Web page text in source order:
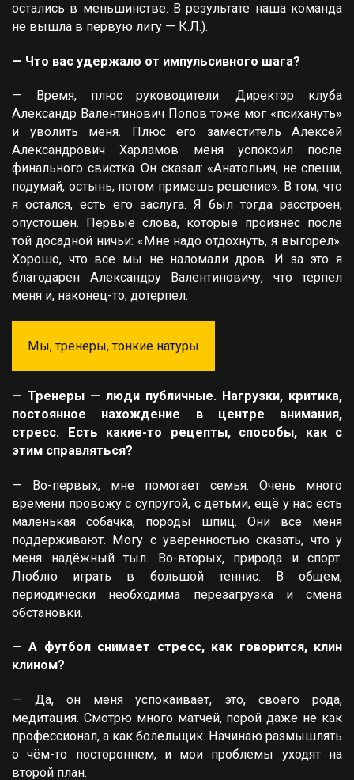
остались в меньшинстве. В результате наша команда
не вышла в первую лигу — К.Л.).
— Что вас удержало от импульсивного шага?
— Время, плюс руководители. Директор клуба
Александр Валентинович Попов тоже мог «психануть»
и уволить меня. Плюс его заместитель Алексей
Александрович Харламов меня успокоил после
финального свистка. Он сказал: «Анатольич, не спеши,
подумай, остынь, потом примешь решение». В том, что
я остался, есть его заслуга. Я был тогда расстроен,
опустошён. Первые слова, которые произнёс после
той досадной ничьи: «Мне надо отдохнуть, я выгорел».
Хорошо, что все мы не наломали дров. И за это я
благодарен Александру Валентиновичу, что терпел
меня и, наконец-то, дотерпел.
Мы, тренеры, тонкие натуры
— Тренеры — люди публичные. Нагрузки, критика,
постоянное нахождение в центре внимания,
стресс. Есть какие-то рецепты, способы, как с
этим справляться?
— Во-первых, мне помогает семья. Очень много
времени провожу с супругой, с детьми, ещё у нас есть
маленькая собачка, породы шпиц. Они все меня
поддерживают. Могу с уверенностью сказать, что у
меня надёжный тыл. Во-вторых, природа и спорт.
Люблю играть в большой теннис. В общем,
периодически необходима перезагрузка и смена
обстановки.
— А футбол снимает стресс, как говорится, клин
клином?
— Да, он меня успокаивает, это, своего рода,
медитация. Смотрю много матчей, порой даже не как
профессионал, а как болельщик. Начинаю размышлять
о чём-то постороннем, и мои проблемы уходят на
второй план.